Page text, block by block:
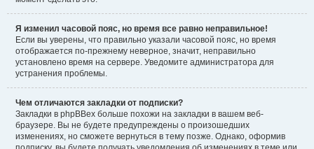
Я изменил часовой пояс, но время все равно неправильное!
Если вы уверены, что правильно указали часовой пояс, но время
отображается по-прежнему неверное, значит, неправильно
установлено время на сервере. Уведомите администратора для
устранения проблемы.
Чем отличаются закладки от подписки?
Закладки в phpBBex больше похожи на закладки в вашем веб-
браузере. Вы не будете предупреждены о произошедших
изменениях, но сможете вернуться в тему позже. Однако, оформив